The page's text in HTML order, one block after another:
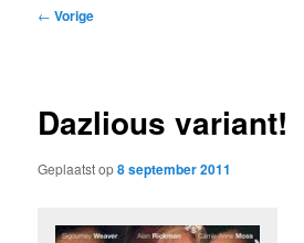
Bericht
← Vorige
Dazlious variant!
Geplaatst op8 september 2011